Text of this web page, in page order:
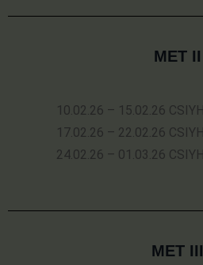
MET II
10.02.26 – 15.02.26
17.02.26 – 22.02.26
24.02.26 – 01.03.26
MET III